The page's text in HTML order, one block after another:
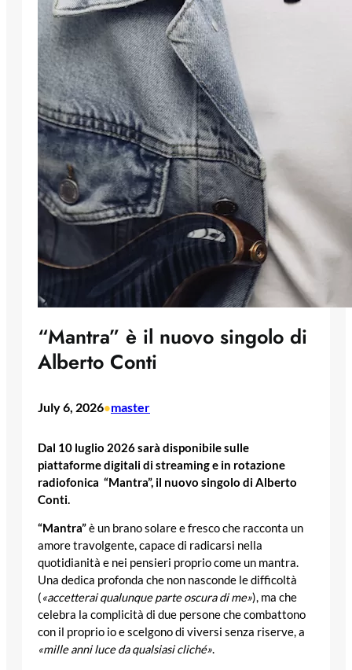
“Mantra” è il nuovo singolo di
Alberto Conti
July 6, 2026•master
Dal 10 luglio 2026 sarà disponibile sulle
piattaforme digitali di streaming e in rotazione
radiofonica “Mantra”, il nuovo singolo di Alberto
Conti.
“Mantra”è un brano solare e fresco che racconta un
amore travolgente, capace di radicarsi nella
quotidianità e nei pensieri proprio come un mantra.
Una dedica profonda che non nasconde le difficoltà
(«accetterai qualunque parte oscura di me»), ma che
celebra la complicità di due persone che combattono
con il proprio io e scelgono di viversi senza riserve, a
«mille anni luce da qualsiasi cliché».